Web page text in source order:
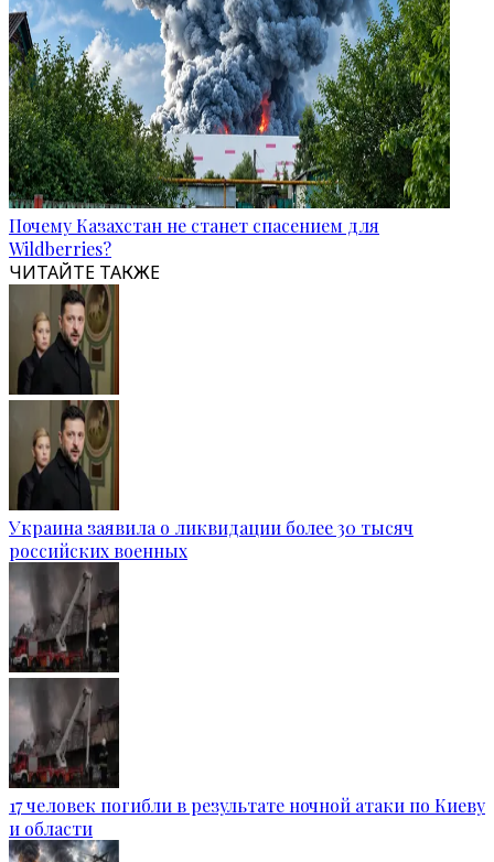
Почему Казахстан не станет спасением для
Wildberries?
ЧИТАЙТЕ ТАКЖЕ
Украина заявила о ликвидации более 30 тысяч
российских военных
17 человек погибли в результате ночной атаки по Киеву
и области